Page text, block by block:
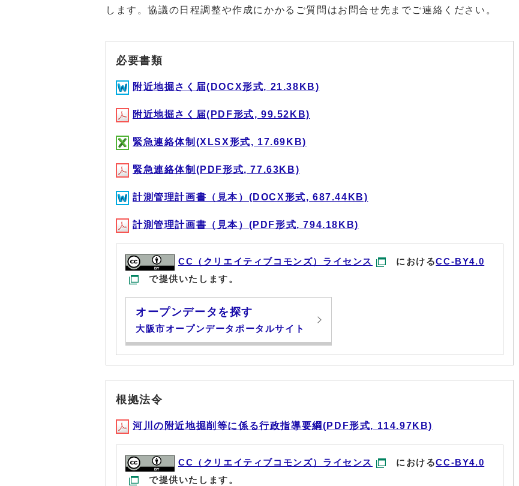
します。協議の日程調整や作成にかかるご質問はお問合せ先までご連絡ください。
必要書類
附近地掘さく届(DOCX形式, 21.38KB)
附近地掘さく届(PDF形式, 99.52KB)
緊急連絡体制(XLSX形式, 17.69KB)
緊急連絡体制(PDF形式, 77.63KB)
計測管理計画書（見本）(DOCX形式, 687.44KB)
計測管理計画書（見本）(PDF形式, 794.18KB)
CC（クリエイティブコモンズ）ライセンス におけるCC-BY4.0
で提供いたします。
オープンデータを探す
大阪市オープンデータポータルサイト
根拠法令
河川の附近地掘削等に係る行政指導要綱(PDF形式, 114.97KB)
CC（クリエイティブコモンズ）ライセンス におけるCC-BY4.0
で提供いたします。